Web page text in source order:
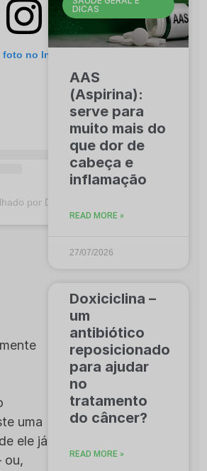
foto no Instagram
uma
ele já
ou,
DICAS
AAS
(Aspirina):
serve para
muito mais do
que dor de
cabeça e
inflamação
READ MORE »
27/07/2026
Doxiciclina –
um
antibiótico
reposicionado
para ajudar
no
tratamento
do câncer?
READ MORE »